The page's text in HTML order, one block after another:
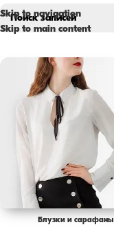
Skip to navigation
Skip to main content
Блузки и сарафаны